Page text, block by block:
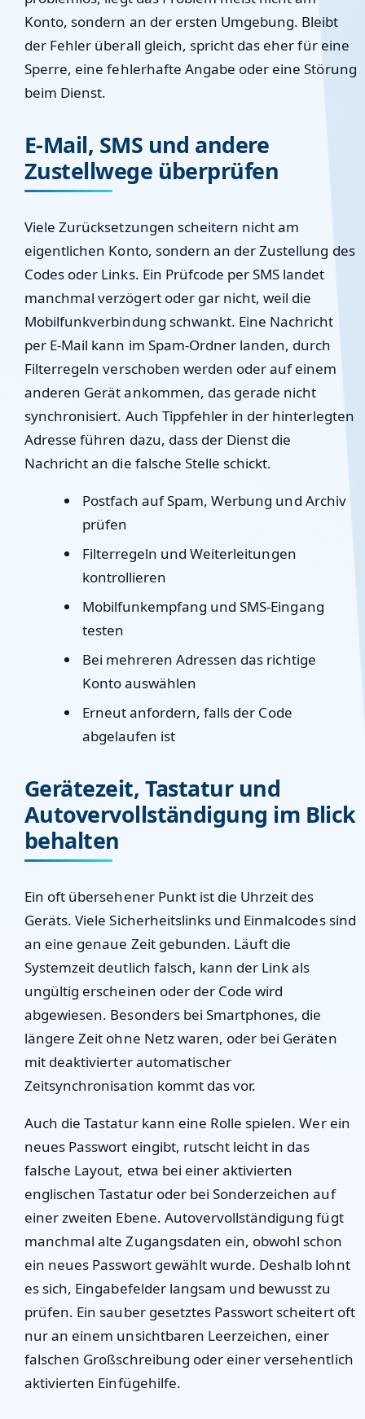
Konto, sondern an der ersten Umgebung. Bleibt
der Fehler überall gleich, spricht das eher für eine
Sperre, eine fehlerhafte Angabe oder eine Störung
beim Dienst.
E-Mail, SMS und andere
Zustellwege überprüfen
Viele Zurücksetzungen scheitern nicht am
eigentlichen Konto, sondern an der Zustellung des
Codes oder Links. Ein Prüfcode per SMS landet
manchmal verzögert oder gar nicht, weil die
Mobilfunkverbindung schwankt. Eine Nachricht
per E-Mail kann im Spam-Ordner landen, durch
Filterregeln verschoben werden oder auf einem
anderen Gerät ankommen, das gerade nicht
synchronisiert. Auch Tippfehler in der hinterlegten
Adresse führen dazu, dass der Dienst die
Nachricht an die falsche Stelle schickt.
Postfach auf Spam, Werbung und Archiv
prüfen
Filterregeln und Weiterleitungen
kontrollieren
Mobilfunkempfang und SMS-Eingang
testen
Bei mehreren Adressen das richtige
Konto auswählen
Erneut anfordern, falls der Code
abgelaufen ist
Gerätezeit, Tastatur und
Autovervollständigung im Blick
behalten
Ein oft übersehener Punkt ist die Uhrzeit des
Geräts. Viele Sicherheitslinks und Einmalcodes sind
an eine genaue Zeit gebunden. Läuft die
Systemzeit deutlich falsch, kann der Link als
ungültig erscheinen oder der Code wird
abgewiesen. Besonders bei Smartphones, die
längere Zeit ohne Netz waren, oder bei Geräten
mit deaktivierter automatischer
Zeitsynchronisation kommt das vor.
Auch die Tastatur kann eine Rolle spielen. Wer ein
neues Passwort eingibt, rutscht leicht in das
falsche Layout, etwa bei einer aktivierten
englischen Tastatur oder bei Sonderzeichen auf
einer zweiten Ebene. Autovervollständigung fügt
manchmal alte Zugangsdaten ein, obwohl schon
ein neues Passwort gewählt wurde. Deshalb lohnt
es sich, Eingabefelder langsam und bewusst zu
prüfen. Ein sauber gesetztes Passwort scheitert oft
nur an einem unsichtbaren Leerzeichen, einer
falschen Großschreibung oder einer versehentlich
aktivierten Einfügehilfe.